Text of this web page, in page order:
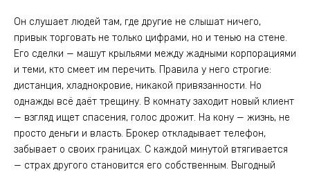
Он слушает людей там, где другие не слышат ничего,
привык торговать не только цифрами, но и тенью на стене.
Его сделки — машут крыльями между жадными корпорациями
и теми, кто смеет им перечить. Правила у него строгие:
дистанция, хладнокровие, никакой привязанности. Но
однажды всё даёт трещину. В комнату заходит новый клиент
— взгляд ищет спасения, голос дрожит. На кону — жизнь, не
просто деньги и власть. Брокер откладывает телефон,
забывает о своих границах. С каждой минутой втягивается
— страх другого становится его собственным. Выгодный